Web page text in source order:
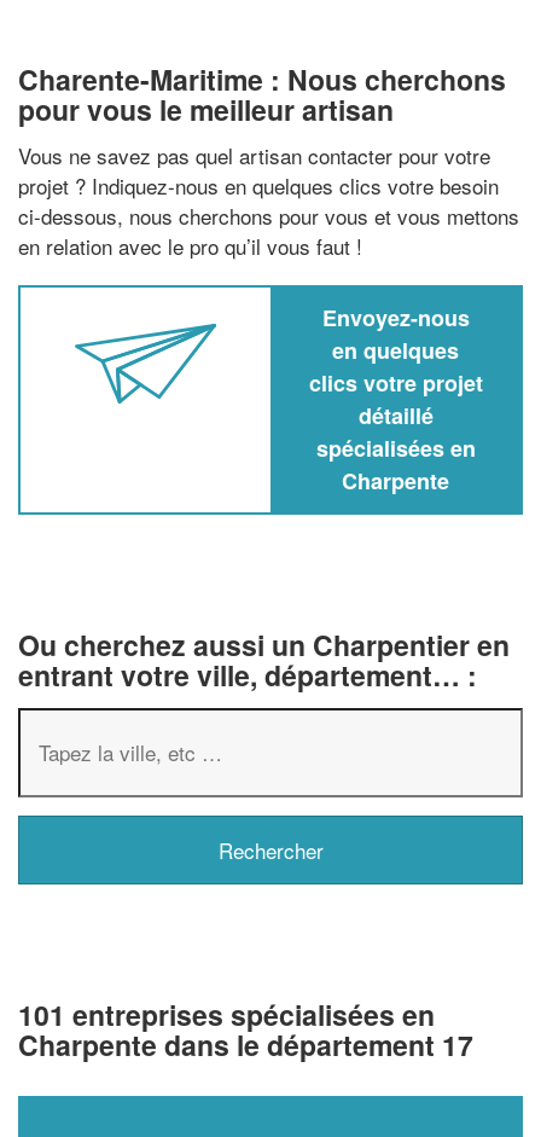
Charente-Maritime : Nous cherchons
pour vous le meilleur artisan
Vous ne savez pas quel artisan contacter pour votre
projet ? Indiquez-nous en quelques clics votre besoin
ci-dessous, nous cherchons pour vous et vous mettons
en relation avec le pro qu’il vous faut !
Envoyez-nous
en quelques
clics votre projet
détaillé
spécialisées en
Charpente
Ou cherchez aussi un Charpentier en
entrant votre ville, département… :
101 entreprises spécialisées en
Charpente dans le département 17